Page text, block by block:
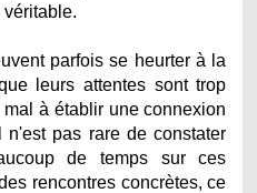
parfois se heurter à la
leurs attentes sont trop
à établir une connexion
pas rare de constater
de temps sur ces
rencontres concrètes, ce